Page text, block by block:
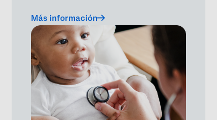
Más información